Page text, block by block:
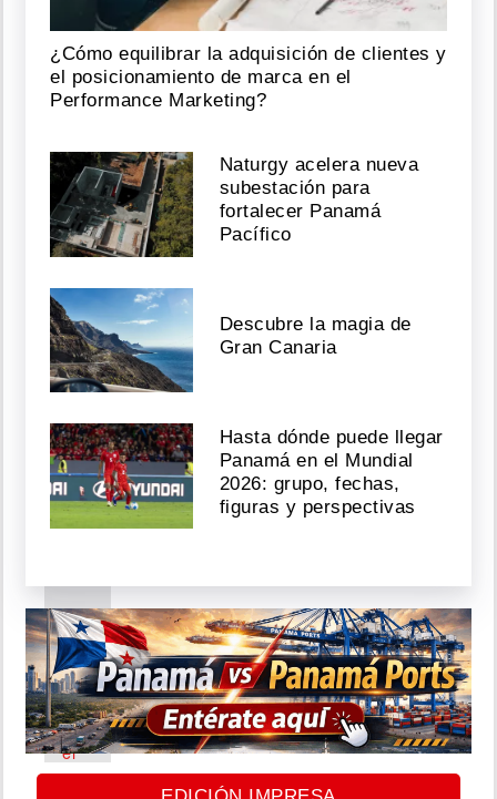
mujer
embarazada
Agosto
2026
Esposa
Mario
Cimarro
revela
infierno
de
violencia
doméstica
y
lo
deja
El
Yeyo
se
hace
el
corte
¿Cómo equilibrar la adquisición de clientes y
el posicionamiento de marca en el
Performance Marketing?
Naturgy acelera nueva
subestación para
fortalecer Panamá
Pacífico
Descubre la magia de
Gran Canaria
Hasta dónde puede llegar
Panamá en el Mundial
2026: grupo, fechas,
figuras y perspectivas